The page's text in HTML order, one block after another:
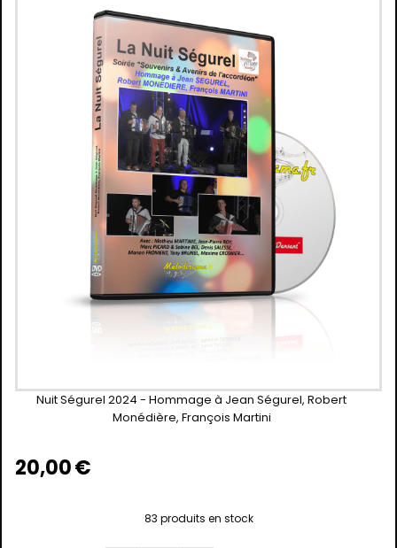
Nuit Ségurel 2024 - Hommage à Jean Ségurel, Robert
Monédière, François Martini
20,00€
83 produits en stock